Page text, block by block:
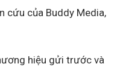
cứu của Buddy Media,
hiệu gửi trước và